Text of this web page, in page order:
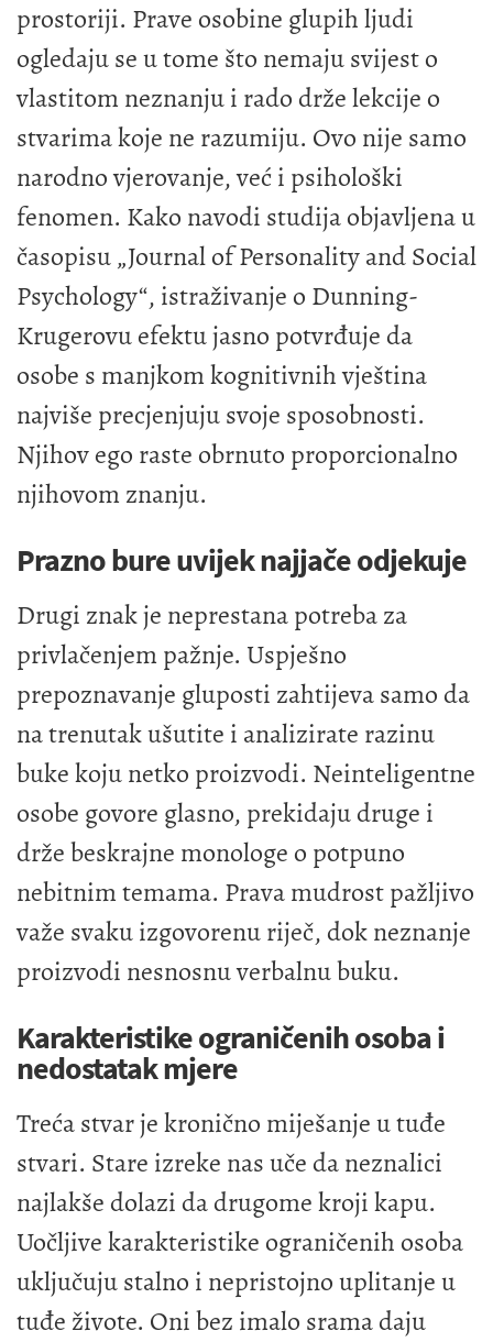
prostoriji. Prave osobine glupih ljudi
ogledaju se u tome što nemaju svijest o
vlastitom neznanju i rado drže lekcije o
stvarima koje ne razumiju. Ovo nije samo
narodno vjerovanje, već i psihološki
fenomen. Kako navodi studija objavljena u
časopisu „Journal of Personality and Social
Psychology“, istraživanje o Dunning-
Krugerovu efektu jasno potvrđuje da
osobe s manjkom kognitivnih vještina
najviše precjenjuju svoje sposobnosti.
Njihov ego raste obrnuto proporcionalno
njihovom znanju.
Prazno bure uvijek najjače odjekuje
Drugi znak je neprestana potreba za
privlačenjem pažnje. Uspješno
prepoznavanje gluposti zahtijeva samo da
na trenutak ušutite i analizirate razinu
buke koju netko proizvodi. Neinteligentne
osobe govore glasno, prekidaju druge i
drže beskrajne monologe o potpuno
nebitnim temama. Prava mudrost pažljivo
važe svaku izgovorenu riječ, dok neznanje
proizvodi nesnosnu verbalnu buku.
Karakteristike ograničenih osoba i
nedostatak mjere
Treća stvar je kronično miješanje u tuđe
stvari. Stare izreke nas uče da neznalici
najlakše dolazi da drugome kroji kapu.
Uočljive karakteristike ograničenih osoba
uključuju stalno i nepristojno uplitanje u
tuđe živote. Oni bez imalo srama daju